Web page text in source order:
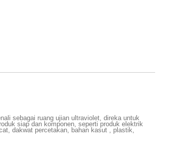
sebagai ruang ujian ultraviolet, direka untuk
siap dan komponen, seperti produk elektrik
dakwat percetakan, bahan kasut , plastik,